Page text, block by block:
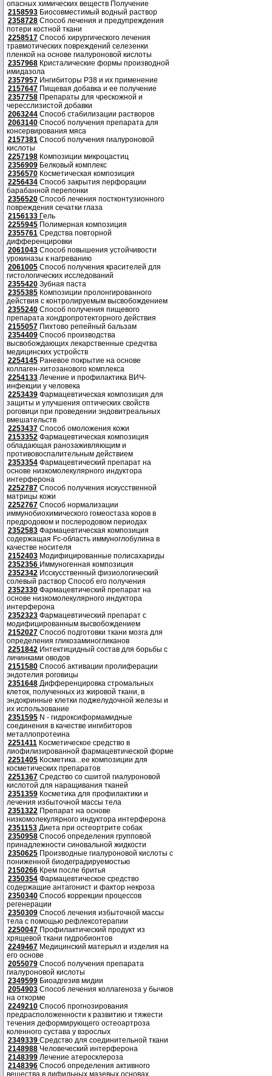
опасных химических веществ Получение
2158593 Биосовместимый водный раствор
2358728 Способ лечения и предупреждения
потери костной ткани
2258517 Способ хирургического лечения
травмотических повреждений селезенки
пленкой на основе гиалуроновой кислоты
2357968 Кристалические формы производной
имидазола
2357957 Ингибиторы P38 и их применение
2157647 Пищевая добавка и ее получение
2357758 Препараты для чрескожной и
чересслизистой добавки
2063244 Способ стабилизации растворов
2063140 Способ получения препарата для
консервирования мяса
2157381 Способ получения гиалуроновой
кислоты
2257198 Композиции микроцастиц
2356909 Белковый комплекс
2356570 Косметическая композиция
2256434 Способ закрытия перфорации
барабанной перепонки
2356520 Способ лечения постконтузионного
повреждения сечатки глаза
2156133 Гель
2255945 Полимерная композиция
2355761 Средства повторной
дифференцировки
2061043 Способ повышения устойчивости
урокиназы к нагреванию
2061005 Способ получения красителей для
гистологических исследований
2355420 Зубная паста
2355385 Композиции пролонгированного
действия с контролируемым высвобождением
2355240 Способ получения пищевого
препарата хондропротекторного действия
2155057 Пихтово репейный бальзам
2354409 Способ производства
высвобождающих лекарственные средчтва
медицинских устройств
2254145 Раневое покрытие на основе
коллаген-хитозанового комплекса
2254133 Лечение и профилактика ВИЧ-
инфекции у человека
2253439 Фармацевтическая композиция для
защиты и улучшения оптических свойств
роговици при проведении эндовитреальных
вмешательств
2253437 Способ омоложения кожи
2153352 Фармацевтическая композиция
обладающая ранозаживляющим и
противовоспалительным действием
2353354 Фармацевтический препарат на
основе низкомолекулярного индуктора
интерферона
2252787 Способ получения искусственной
матрицы кожи
2252767 Способ нормализации
иммунобиохимического гомеостаза коров в
предродовом и послеродовом периодах
2352583 Фармацевтическая композиция
содержащая Fc-область иммуноглобулина в
качестве носителя
2152403 Модифицированные полисахариды
2352356 Иммуногенная композиция
2352342 Исскусственный физиологический
солевый раствор Способ его получения
2352330 Фармацевтический препарат на
основе низкомолекулярного индуктора
интерферона
2352323 Фармацевтический препарат с
модифицированным высвобождением
2152027 Способ подготовки ткани мозга для
определения гликозаминогликанов
2251842 Интектицидный состав для борьбы с
личинками оводов
2151580 Способ активации пролиферации
эндотелия роговицы
2351648 Дифференцировка стромальных
клеток, полученных из жировой ткани, в
эндокринные клетки поджелудочной железы и
их использование
2351595 N - гидроксиформамидные
соединения в качестве ингибиторов
металлопротеина
2251411 Косметическое средство в
лиофилизированной фармацевтической форме
2251405 Косметика...ее композиции для
косметических препаратов
2251367 Средство со сшитой гиалуроновой
кислотой для наращивания тканей
2351359 Косметика для профилактики и
лечения избыточной массы тела
2351322 Препарат на основе
низкомолекулярного индуктора интерферона
2351153 Диета при остеортрите собак
2350958 Способ определения групповой
принадлежности синовальной жидкости
2350625 Производные гиалуроновой кислоты с
пониженной биодеградируемостью
2150266 Крем после бритья
2350354 Фармацевтическое средство
содержащие антагонист и фактор некроза
2350340 Способ коррекции процессов
регенерации
2350309 Способ лечения избыточной массы
тела с помощью рефлексотерапии
2250047 Профилактический продукт из
хрящевой ткани гидробионтов
2249467 Медицинский матерьял и изделия на
его основе
2055079 Способ получения препарата
гиалуроновой кислоты
2349599 Биоадгезив мидии
2054903 Способ лечения коллагеноза у бычков
на откорме
2249210 Способ прогнозирования
предрасположенности к развитию и тяжести
течения деформирующего остеоартроза
коленного сустава у взрослых
2349339 Средство для соединительной ткани
2148988 Человеческий интерферона
2148399 Лечение атеросклероза
2148396 Способ определения активного
вещества в дифильных мазевых основах